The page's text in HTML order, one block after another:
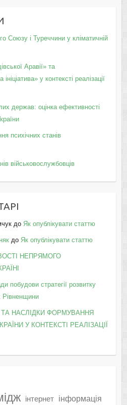
Союзу і Туреччини у кліматичній
Аравії» та
у контексті реалізації
держав: оцінка ефективності
психічних станів
військовослужбовців
до Як опублікувати статтю
до Як опублікувати статтю
НЕПРЯМОГО
побудови стратегії розвитку
Рівненщини
НАСЛІДКИ ФОРМУВАННЯ
У КОНТЕКСТІ РЕАЛІЗАЦІЇ
інтернет інформація